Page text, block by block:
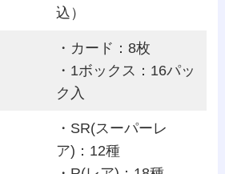
込）
・カード：8枚
・1ボックス：16パッ
ク入
・SR(スーパーレ
ア)：12種